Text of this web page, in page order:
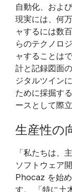
自動化、およ
現実には、何
ャするには数
らのテクノロ
ャすることは
計と記録図面
ジタルツイン
ために採掘す
ースとして際
生産性の
「私たちは、
ソフトウェア
Phocaz を始
す。 「特に土